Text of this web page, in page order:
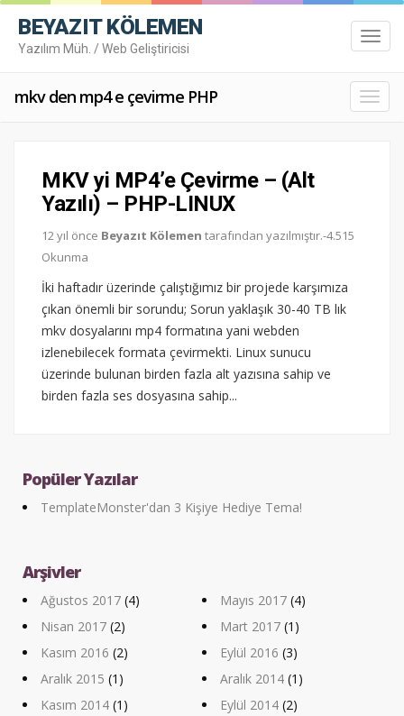
BEYAZIT KÖLEMEN
Yazılım Müh. / Web Geliştiricisi
mkv den mp4 e çevirme PHP
MKV yi MP4’e Çevirme – (Alt
Yazılı) – PHP-LINUX
12 yıl önce Beyazıt Kölemen tarafından yazılmıştır.-4.515
Okunma
İki haftadır üzerinde çalıştığımız bir projede karşımıza
çıkan önemli bir sorundu; Sorun yaklaşık 30-40 TB lık
mkv dosyalarını mp4 formatına yani webden
izlenebilecek formata çevirmekti. Linux sunucu
üzerinde bulunan birden fazla alt yazısına sahip ve
birden fazla ses dosyasına sahip...
Popüler Yazılar
TemplateMonster'dan 3 Kişiye Hediye Tema!
Arşivler
Ağustos 2017 (4) Mayıs 2017 (4)
Nisan 2017 (2) Mart 2017 (1)
Kasım 2016 (2) Eylül 2016 (3)
Aralık 2015 (1) Aralık 2014 (1)
Kasım 2014 (1) Eylül 2014 (2)